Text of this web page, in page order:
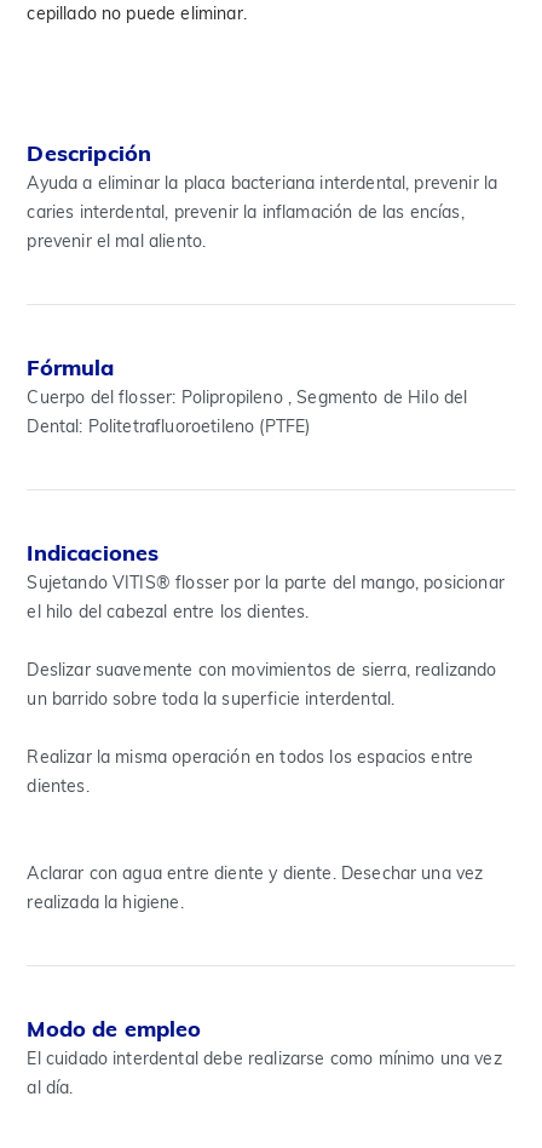
cepillado no puede eliminar.
Descripción
Ayuda a eliminar la placa bacteriana interdental, prevenir la
caries interdental, prevenir la inflamación de las encías,
prevenir el mal aliento.
Fórmula
Cuerpo del flosser: Polipropileno , Segmento de Hilo del
Dental: Politetrafluoroetileno (PTFE)
Indicaciones
Sujetando VITIS® flosser por la parte del mango, posicionar
el hilo del cabezal entre los dientes.
Deslizar suavemente con movimientos de sierra, realizando
un barrido sobre toda la superficie interdental.
Realizar la misma operación en todos los espacios entre
dientes.
Aclarar con agua entre diente y diente. Desechar una vez
realizada la higiene.
Modo de empleo
El cuidado interdental debe realizarse como mínimo una vez
al día.